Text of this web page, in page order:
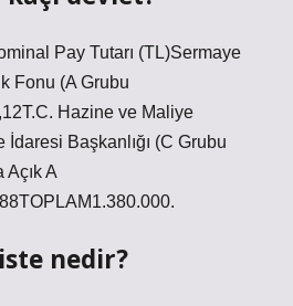
Pay Tutarı (TL)Sermaye
Fonu (A Grubu
Hazine ve Maliye
İdaresi Başkanlığı (C Grubu
Açık A
nedir?